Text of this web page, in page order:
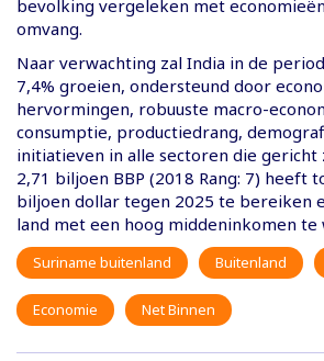
bevolking vergeleken met
omvang.
Naar verwachting zal India in de
7,4% groeien, ondersteund door
hervormingen, robuuste macro-
consumptie, productiedrang,
initiatieven in alle sectoren die gericht
2,71 biljoen BBP (2018 Rang: 7) heeft
biljoen dollar tegen 2025 te bereiken
land met een hoog middeninkomen te
Suriname buitenland Buitenland
Economie Net Binnen